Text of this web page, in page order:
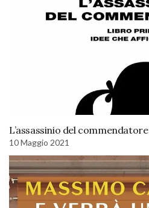
L’assassinio del commendatore
10 Maggio 2021